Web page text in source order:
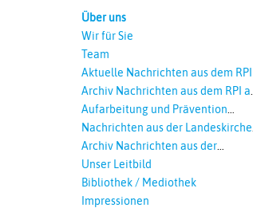
Über uns
Wir für Sie
Team
Aktuelle Nachrichten aus dem RPI
Archiv Nachrichten aus dem RPI ab
2018
Aufarbeitung und Prävention
sexualisierte Gewalt - Landeskirche
Nachrichten aus der Landeskirche
Hannovers
Archiv Nachrichten aus der
Landeskirche in Auswahl
Unser Leitbild
Bibliothek / Mediothek
Impressionen